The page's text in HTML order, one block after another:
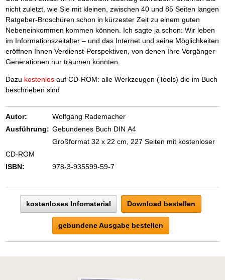
nicht zuletzt, wie Sie mit kleinen, zwischen 40 und 85 Seiten langen
Ratgeber-Broschüren schon in kürzester Zeit zu einem guten
Nebeneinkommen kommen können. Ich sagte ja schon: Wir leben
im Informationszeitalter – und das Internet und seine Möglichkeiten
eröffnen Ihnen Verdienst-Perspektiven, von denen Ihre Vorgänger-
Generationen nur träumen könnten.
Dazu kostenlosauf CD-ROM: alle Werkzeugen (Tools) die im Buch
beschrieben sind
Autor:
Wolfgang Rademacher
Ausführung: Gebundenes Buch DIN A4
Großformat 32 x 22 cm, 227 Seiten mit kostenloser
CD-ROM
ISBN:
978-3-935599-59-7
kostenloses Infomaterial Download bestellen
gebundene Ausgabe bestellen